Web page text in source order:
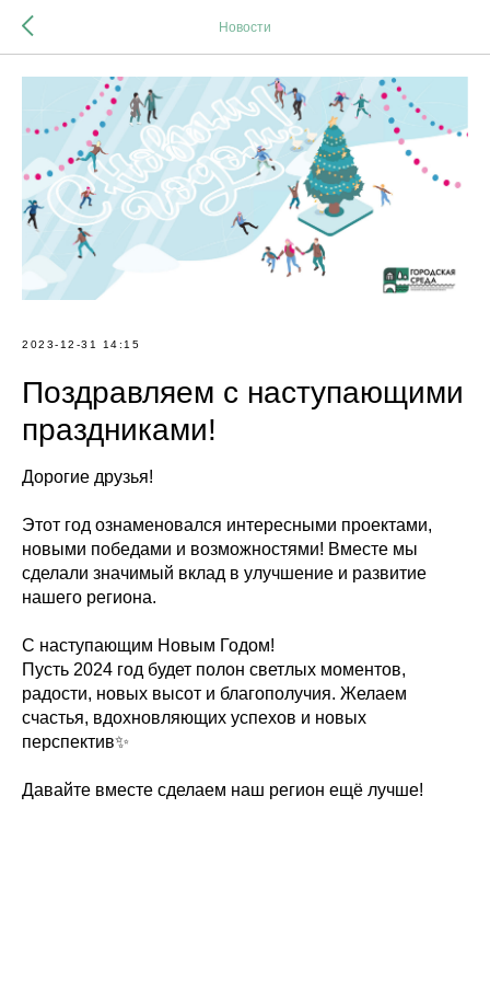
Новости
2023-12-31 14:15
Поздравляем с наступающими
праздниками!
Дорогие друзья!
Этот год ознаменовался интересными проектами,
новыми победами и возможностями! Вместе мы
сделали значимый вклад в улучшение и развитие
нашего региона.
С наступающим Новым Годом!
Пусть 2024 год будет полон светлых моментов,
радости, новых высот и благополучия. Желаем
счастья, вдохновляющих успехов и новых
перспектив✨
Давайте вместе сделаем наш регион ещё лучше!